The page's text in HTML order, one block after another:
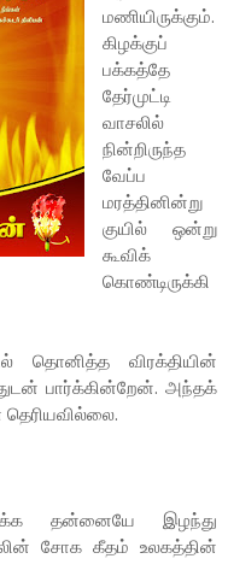
மணியிருக்கும்.
கிழக்குப்
பக்கத்தே
தேர்முட்டி
வாசலில்
நின்றிருந்த
வேப்ப
மரத்தினின்று
குயில் ஒன்று
கூவிக்
கொண்டிருக்கி
தொனித்த விரக்தியின்
பார்க்கின்றேன். அந்தக்
தெரியவில்லை.
தன்னையே இழந்து
சோக கீதம் உலகத்தின்